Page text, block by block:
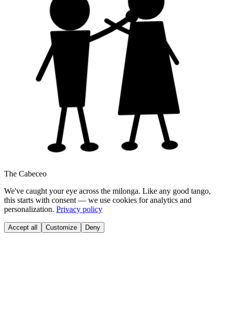
The Cabeceo
We've caught your eye across the milonga. Like any good tango,
this starts with consent — we use cookies for analytics and
personalization. Privacy policy
Accept all Customize Deny